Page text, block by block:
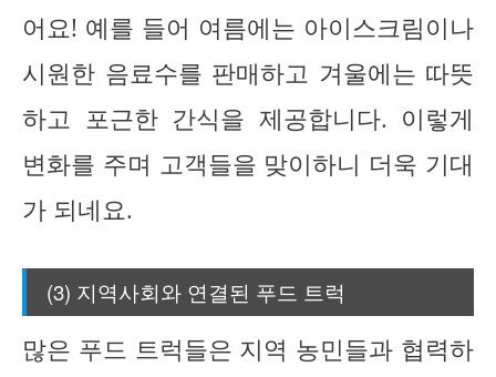
어요! 예를 들어 여름에는 아이스크림이나
시원한 음료수를 판매하고 겨울에는 따뜻
하고 포근한 간식을 제공합니다. 이렇게
변화를 주며 고객들을 맞이하니 더욱 기대
가 되네요.
(3) 지역사회와 연결된 푸드 트럭
많은 푸드 트럭들은 지역 농민들과 협력하